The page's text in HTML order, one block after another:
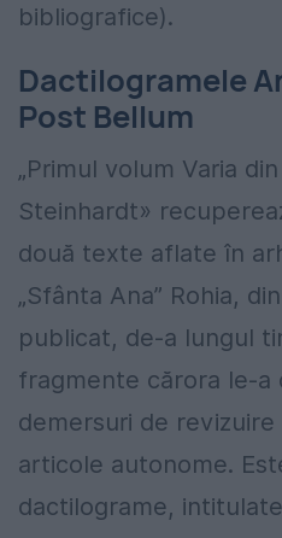
bibliografice).
Dactilogramele
Post Bellum
„Primul volum Varia
Steinhardt»
două texte aflate în
„Sfânta Ana” Rohia,
publicat, de-a lungul
fragmente cărora le-
demersuri de
articole autonome.
dactilograme,